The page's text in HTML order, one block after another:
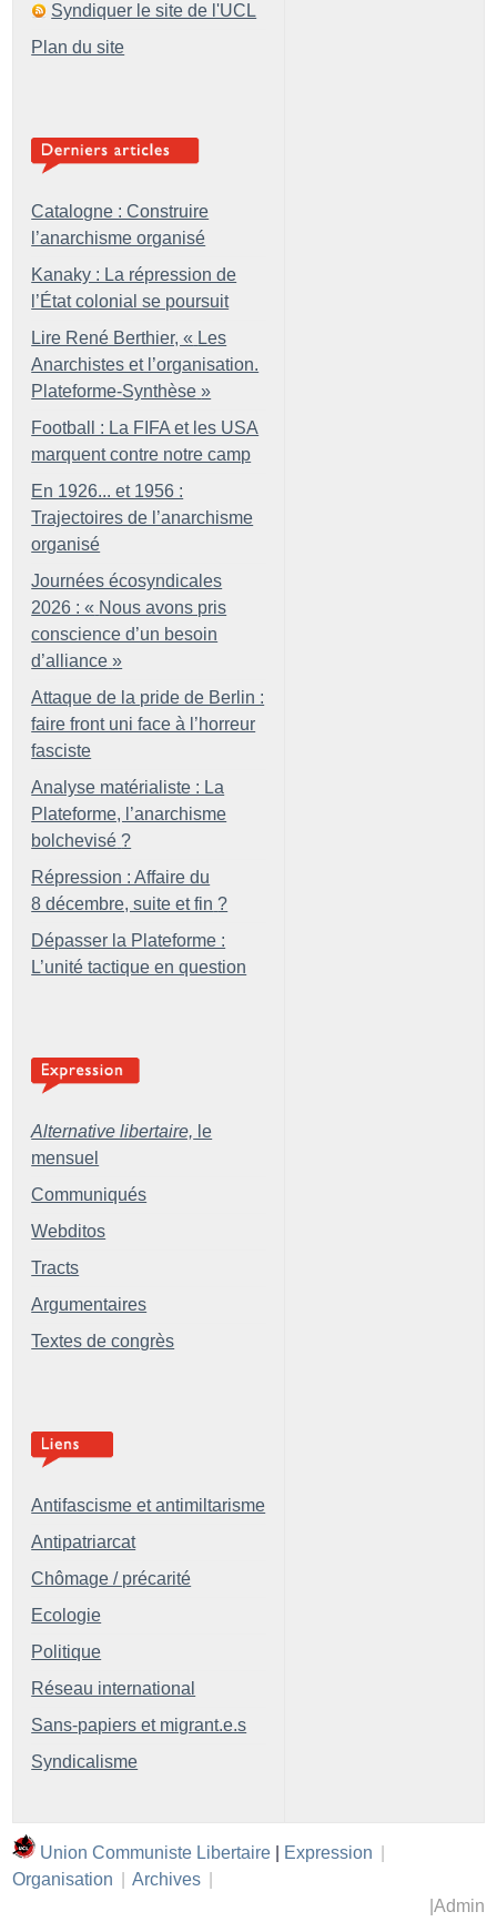
Syndiquer le site de l'UCL
Plan du site
Catalogne : Construire
l’anarchisme organisé
Kanaky : La répression de
l’État colonial se poursuit
Lire René Berthier, « Les
Anarchistes et l’organisation.
Plateforme-Synthèse »
Football : La FIFA et les USA
marquent contre notre camp
En 1926... et 1956 :
Trajectoires de l’anarchisme
organisé
Journées écosyndicales
2026 : « Nous avons pris
conscience d’un besoin
d’alliance »
Attaque de la pride de Berlin :
faire front uni face à l’horreur
fasciste
Analyse matérialiste : La
Plateforme, l’anarchisme
bolchevisé ?
Répression : Affaire du
8 décembre, suite et fin ?
Dépasser la Plateforme :
L’unité tactique en question
Alternative libertaire, le
mensuel
Communiqués
Webditos
Tracts
Argumentaires
Textes de congrès
Antifascisme et antimiltarisme
Antipatriarcat
Chômage / précarité
Ecologie
Politique
Réseau international
Sans-papiers et migrant.e.s
Syndicalisme
Union Communiste Libertaire Expression
Organisation
Archives
Admin